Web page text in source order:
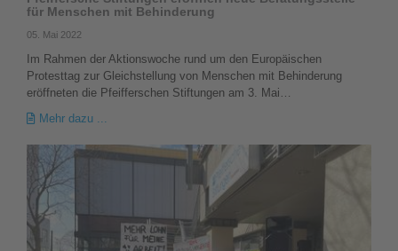
für Menschen mit Behinderung
05. Mai 2022
Im Rahmen der Aktionswoche rund um den Europäischen
Protesttag zur Gleichstellung von Menschen mit Behinderung
eröffneten die Pfeifferschen Stiftungen am 3. Mai…
Mehr dazu ...